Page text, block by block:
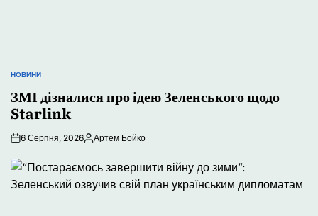
ОПУБЛІКУВАТИ
НОВИНИ
ЗМІ дізналися про ідею Зеленського щодо
Starlink
6 Серпня, 2026Опубліковано
Артем Бойко